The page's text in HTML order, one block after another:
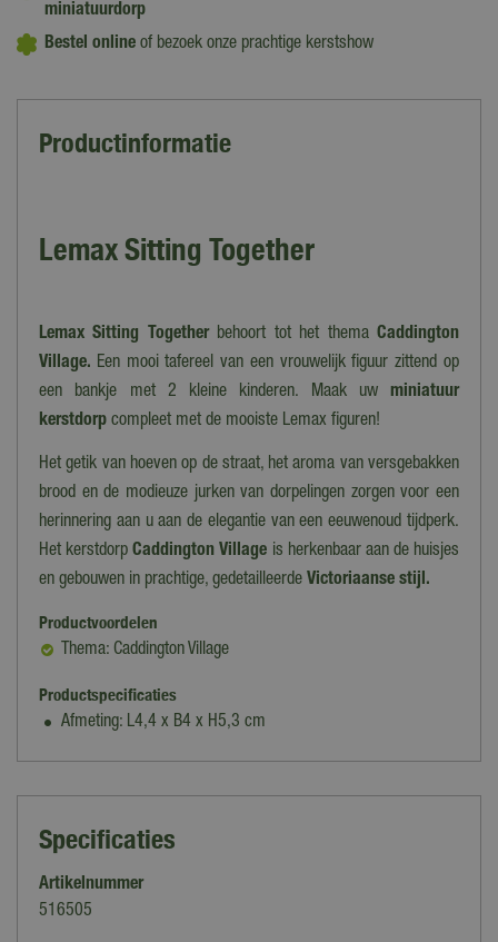
miniatuurdorp
Bestel online of bezoek onze prachtige kerstshow
Productinformatie
Lemax Sitting Together
Lemax Sitting Together behoort tot het themaCaddington
Village. Een mooi tafereel van een vrouwelijk figuur zittend op
een bankje met 2 kleine kinderen. Maak uw miniatuur
kerstdorp compleet met de mooiste Lemax figuren!
Het getik van hoeven op de straat, het aroma van versgebakken
brood en de modieuze jurken van dorpelingen zorgen voor een
herinnering aan u aan de elegantie van een eeuwenoud tijdperk.
Het kerstdorpCaddington Village is herkenbaar aan de huisjes
en gebouwen in prachtige, gedetailleerde Victoriaanse stijl.
Productvoordelen
Thema: Caddington Village
Productspecificaties
Afmeting: L4,4 x B4 x H5,3 cm
Specificaties
Artikelnummer
516505